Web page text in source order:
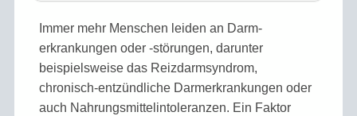
Immer mehr Menschen leiden an Darm­
erkrankungen oder -störungen, darunter
beispiels­weise das Reiz­darm­syndrom,
chronisch-entzündliche Darm­erkrankungen oder
auch Nahrungs­mittel­intoleranzen. Ein Faktor